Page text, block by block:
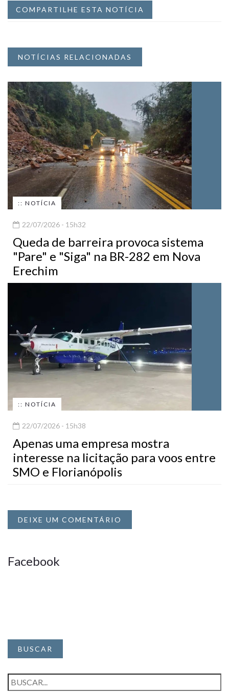
COMPARTILHE ESTA NOTÍCIA
NOTÍCIAS RELACIONADAS
:: NOTÍCIA
22/07/2026 - 15h32
Queda de barreira provoca sistema
"Pare" e "Siga" na BR-282 em Nova
Erechim
:: NOTÍCIA
22/07/2026 - 15h38
Apenas uma empresa mostra
interesse na licitação para voos entre
SMO e Florianópolis
DEIXE UM COMENTÁRIO
Facebook
BUSCAR